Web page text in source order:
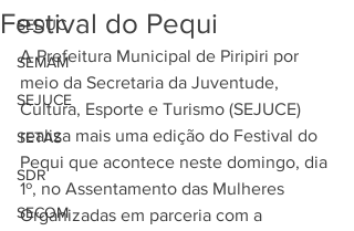
SEDUC
SEMAM
SEJUCE
SETAS
SDR
SECOM
Festival do Pequi
A Prefeitura Municipal de Piripiri por
meio da Secretaria da Juventude,
Cultura, Esporte e Turismo (SEJUCE)
realiza mais uma edição do Festival do
Pequi que acontece neste domingo, dia
1º, no Assentamento das Mulheres
Organizadas em parceria com a